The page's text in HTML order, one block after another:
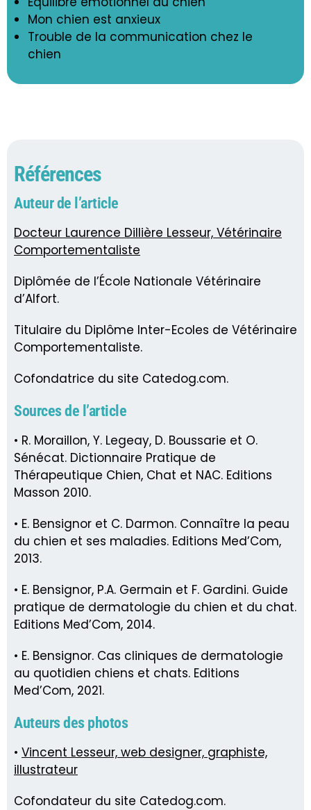
Mon chien est anxieux
Trouble de la communication chez le
chien
Références
Auteur de l’article
Docteur Laurence Dillière Lesseur, Vétérinaire
Comportementaliste
Diplômée de l’École Nationale Vétérinaire
d’Alfort.
Titulaire du Diplôme Inter-Ecoles de Vétérinaire
Comportementaliste.
Cofondatrice du site Catedog.com.
Sources de l’article
• R. Moraillon, Y. Legeay, D. Boussarie et O.
Sénécat. Dictionnaire Pratique de
Thérapeutique Chien, Chat et NAC. Editions
Masson 2010.
• E. Bensignor et C. Darmon. Connaître la peau
du chien et ses maladies. Editions Med’Com,
2013.
• E. Bensignor, P.A. Germain et F. Gardini. Guide
pratique de dermatologie du chien et du chat.
Editions Med’Com, 2014.
• E. Bensignor. Cas cliniques de dermatologie
au quotidien chiens et chats. Editions
Med’Com, 2021.
Auteurs des photos
• Vincent Lesseur, web designer, graphiste,
illustrateur
Cofondateur du site Catedog.com.